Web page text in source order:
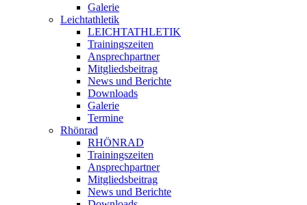
Galerie
Leichtathletik
LEICHTATHLETIK
Trainingszeiten
Ansprechpartner
Mitgliedsbeitrag
News und Berichte
Downloads
Galerie
Termine
Rhönrad
RHÖNRAD
Trainingszeiten
Ansprechpartner
Mitgliedsbeitrag
News und Berichte